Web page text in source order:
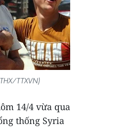
TTXVN)
14/4 vừa qua
thống Syria